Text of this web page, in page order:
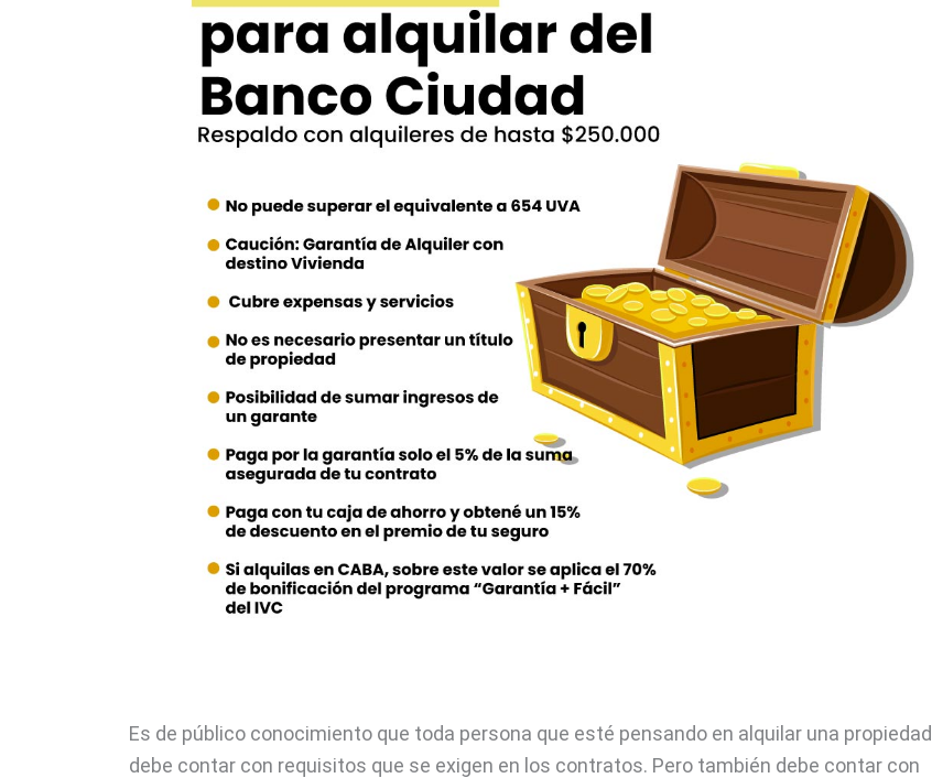
Es de público conocimiento que toda persona que esté pensando en alquilar una propiedad
debe contar con requisitos que se exigen en los contratos. Pero también debe contar con